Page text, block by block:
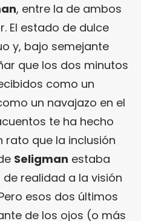
, entre la de ambos
El estado de dulce
y, bajo semejante
que los dos minutos
como un
un navajazo en el
te ha hecho
rato que la inclusión
Seligman estaba
realidad a la visión
esos dos últimos
de los ojos (o más